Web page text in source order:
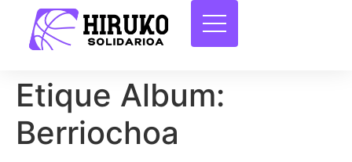
Etique Album:
Berriochoa